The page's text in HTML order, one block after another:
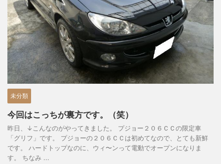
未分類
今回はこっちが裏方です。（笑）
昨日、↓こんなのがやってきました。 プジョー２０６ＣＣの限定車
「グリフ」です。 プジョーの２０６ＣＣは初めてなので、とても新鮮
です。 ハードトップなのに、ウィ〜ンって電動でオープンになりま
す。 ちなみ ...